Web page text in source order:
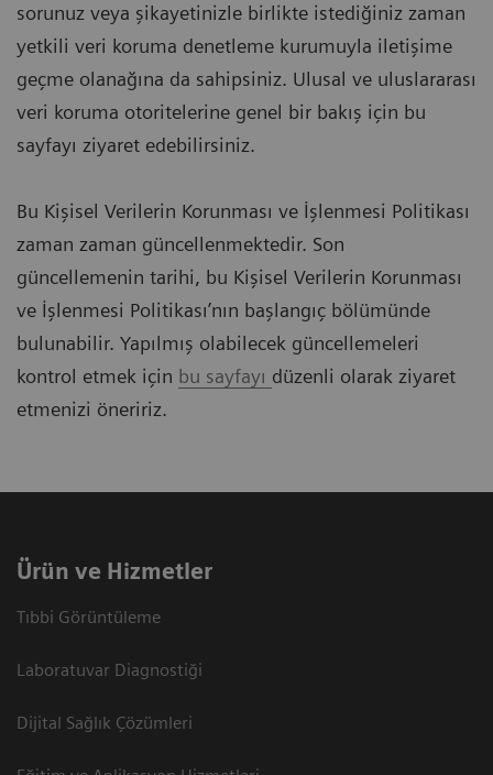
sorunuz veya şikayetinizle birlikte istediğiniz zaman
yetkili veri koruma denetleme kurumuyla iletişime
geçme olanağına da sahipsiniz. Ulusal ve uluslararası
veri koruma otoritelerine genel bir bakış için bu
sayfayı ziyaret edebilirsiniz.
Bu Kişisel Verilerin Korunması ve İşlenmesi Politikası
zaman zaman güncellenmektedir. Son
güncellemenin tarihi, bu Kişisel Verilerin Korunması
ve İşlenmesi Politikası’nın başlangıç bölümünde
bulunabilir. Yapılmış olabilecek güncellemeleri
kontrol etmek için bu sayfayı düzenli olarak ziyaret
etmenizi öneririz.
Ürün ve Hizmetler
Tıbbi Görüntüleme
Laboratuvar Diagnostiği
Dijital Sağlık Çözümleri